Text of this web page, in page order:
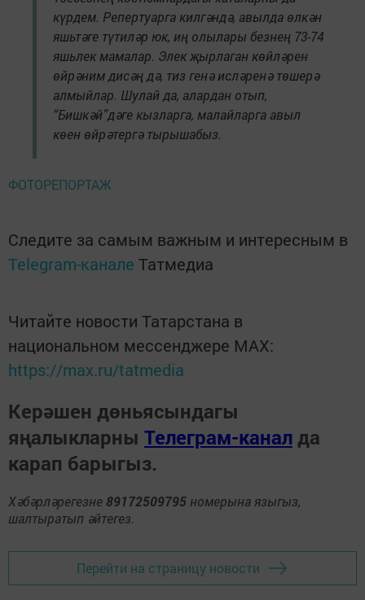
күрдем. Репертуарга килгәндә, авылда өлкән
яшьтәге түтиләр юк, иң олылары безнең 73-74
яшьлек мамалар. Элек җырлаган көйләрен
өйрәним дисәң дә, тиз генә исләренә төшерә
алмыйлар. Шулай да, алардан отып,
“Бишкәй”дәге кызларга, малайларга авыл
көен өйрәтергә тырышабыз.
ФОТОРЕПОРТАЖ
Следите за самым важным и интересным в
Telegram-канале Татмедиа
Читайте новости Татарстана в
национальном мессенджере MАХ:
https://max.ru/tatmedia
Керәшен дөньясындагы
яңалыкларны Телеграм-канал да
карап барыгыз.
Хәбәрләрегезне 89172509795 номерына языгыз,
шалтыратып әйтегез.
Перейти на страницу новости